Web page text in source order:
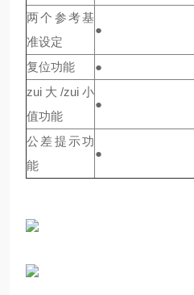
两个参考基
准设定
●
复位功能
●
zui大/zui小
值功能
●
公差提示功
能
●